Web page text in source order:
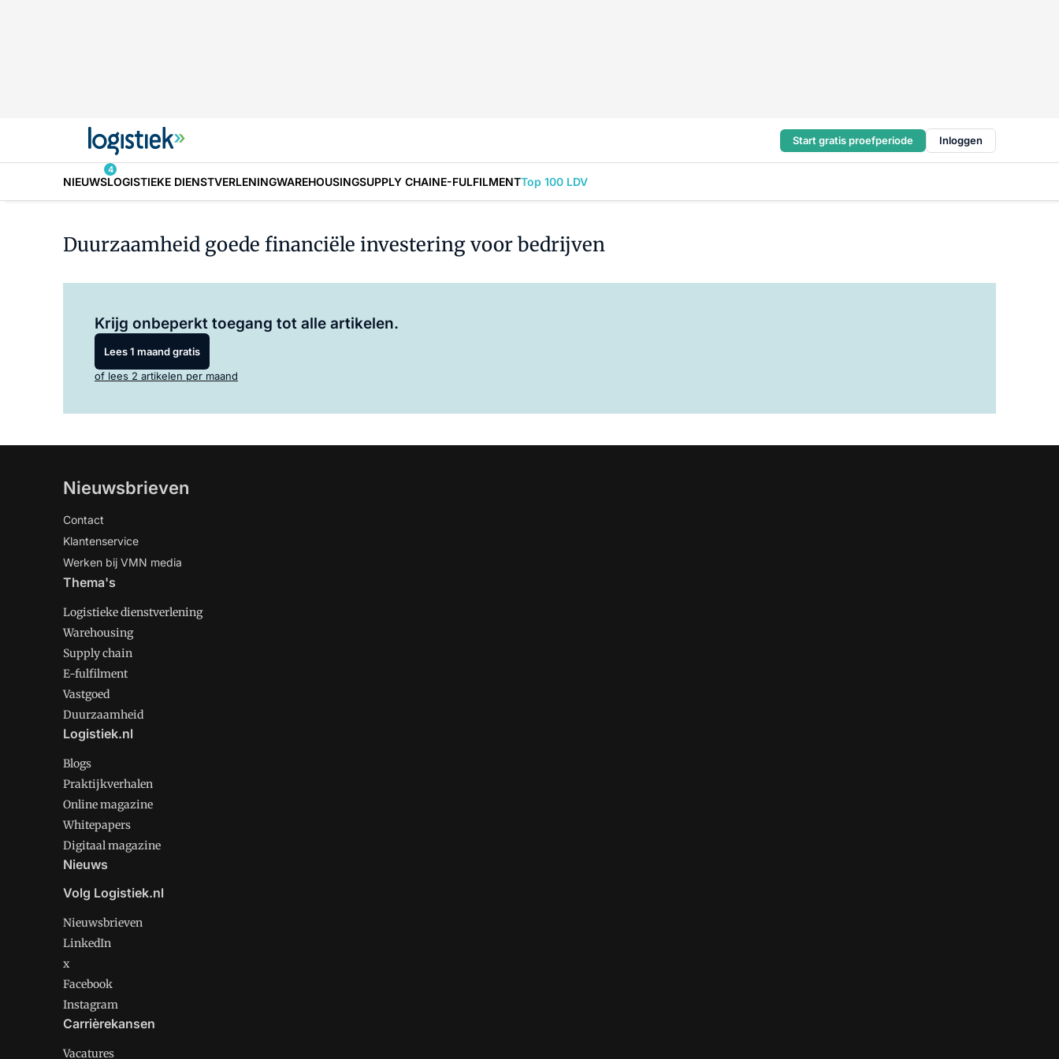
Start gratis proefperiode Inloggen
NIEUWS
4
LOGISTIEKE DIENSTVERLENINGWAREHOUSINGSUPPLY CHAINE-FULFILMENTTop 100 LDV
Duurzaamheid goede financiële investering voor bedrijven
Krijg onbeperkt toegang tot alle artikelen.
Lees 1 maand gratis
of lees 2 artikelen per maand
Nieuwsbrieven
Contact
Klantenservice
Werken bij VMN media
Thema's
Logistieke dienstverlening
Warehousing
Supply chain
E-fulfilment
Vastgoed
Duurzaamheid
Logistiek.nl
Blogs
Praktijkverhalen
Online magazine
Whitepapers
Digitaal magazine
Nieuws
Volg Logistiek.nl
Nieuwsbrieven
LinkedIn
x
Facebook
Instagram
Carrièrekansen
Vacatures